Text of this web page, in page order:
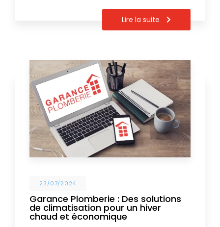
Lire la suite
23/07/2024
Garance Plomberie : Des solutions
de climatisation pour un hiver
chaud et économique